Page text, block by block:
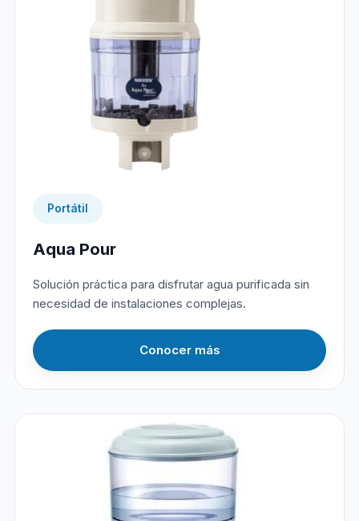
Portátil
Aqua Pour
Solución práctica para disfrutar agua purificada sin
necesidad de instalaciones complejas.
Conocer más